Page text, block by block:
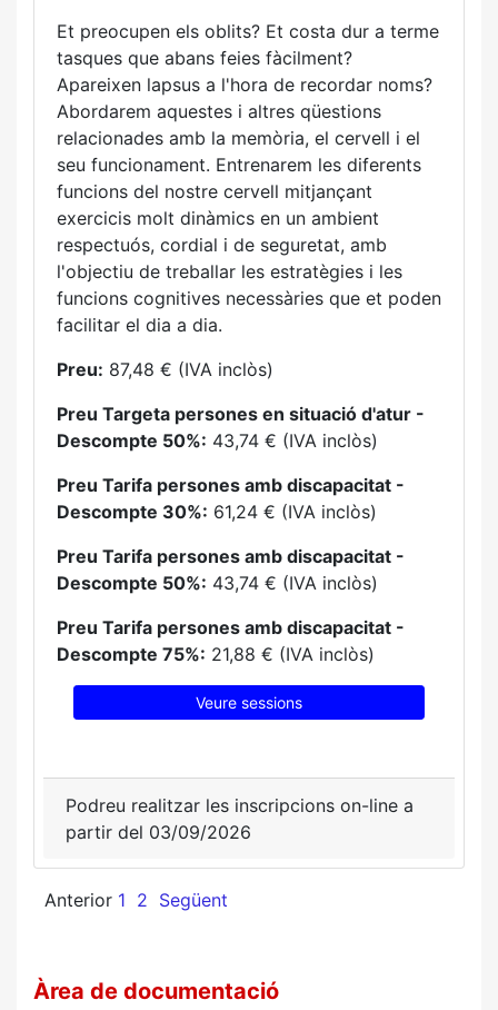
Et preocupen els oblits? Et costa dur a terme
tasques que abans feies fàcilment?
Apareixen lapsus a l'hora de recordar noms?
Abordarem aquestes i altres qüestions
relacionades amb la memòria, el cervell i el
seu funcionament. Entrenarem les diferents
funcions del nostre cervell mitjançant
exercicis molt dinàmics en un ambient
respectuós, cordial i de seguretat, amb
l'objectiu de treballar les estratègies i les
funcions cognitives necessàries que et poden
facilitar el dia a dia.
Preu: 87,48 € (IVA inclòs)
Preu Targeta persones en situació d'atur -
Descompte 50%: 43,74 € (IVA inclòs)
Preu Tarifa persones amb discapacitat -
Descompte 30%: 61,24 € (IVA inclòs)
Preu Tarifa persones amb discapacitat -
Descompte 50%: 43,74 € (IVA inclòs)
Preu Tarifa persones amb discapacitat -
Descompte 75%: 21,88 € (IVA inclòs)
Veure sessions
Podreu realitzar les inscripcions on-line a
partir del 03/09/2026
Anterior 1 2 Següent
Àrea de documentació